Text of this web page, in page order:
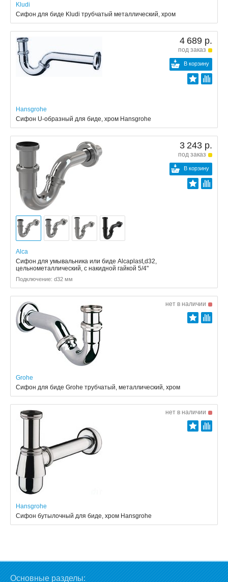
Kludi
Сифон для биде Kludi трубчатый металлический, хром
4 689 р.
под заказ
В корзину
Hansgrohe
Сифон U-образный для биде, хром Hansgrohe
3 243 р.
под заказ
В корзину
Alca
Сифон для умывальника или биде Alcaplast,d32,
цельнометаллический, с накидной гайкой 5/4"
Подключение: d32 мм
нет в наличии
Grohe
Сифон для биде Grohe трубчатый, металлический, хром
нет в наличии
Hansgrohe
Сифон бутылочный для биде, хром Hansgrohe
Основные разделы: